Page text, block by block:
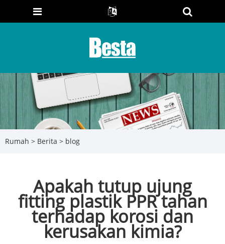
Rumah > Berita > blog
Apakah tutup ujung
fitting plastik PPR tahan
terhadap korosi dan
kerusakan kimia?